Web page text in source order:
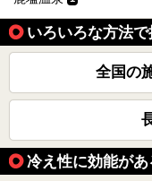
いろいろな方法
全国の
冷え性に効能が